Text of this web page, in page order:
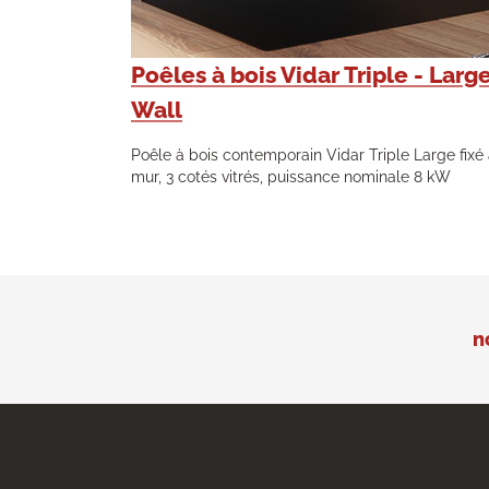
Poêles à bois Vidar Triple -
Wall
Poêle à bois contemporain Vidar Triple Large fixé
mur, 3 cotés vitrés, puissance nominale 8 kW